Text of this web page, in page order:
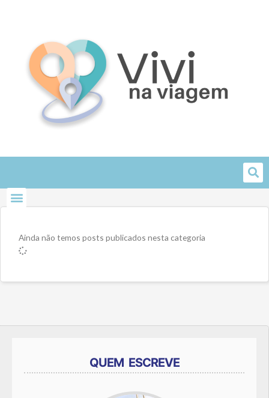
Ainda não temos posts publicados nesta categoria
QUEM ESCREVE